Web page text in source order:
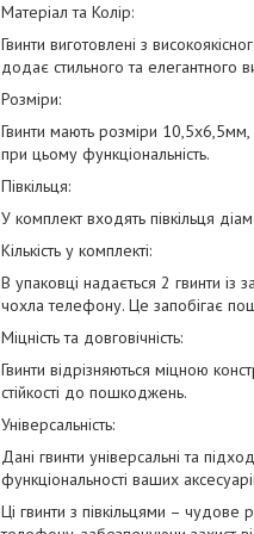
Матеріал та Колір:
Гвинти виготовлені з
додає стильного та елегантного
Розміри:
Гвинти мають розміри
при цьому функціональність.
Півкільця:
У комплект входять півкільця
Кількість у комплекті:
В упаковці надається 2 гвинти
чохла телефону. Це запобігає
Міцність та довговічність:
Гвинти відрізняються міцною
стійкості до пошкоджень.
Універсальність:
Дані гвинти універсальні та
функціональності ваших
Ці гвинти з півкільцями –